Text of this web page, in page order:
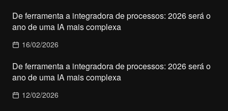
De ferramenta a integradora de processos: 2026 será o
ano de uma IA mais complexa
16/02/2026
De ferramenta a integradora de processos: 2026 será o
ano de uma IA mais complexa
12/02/2026